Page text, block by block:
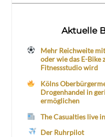
Aktuelle
Mehr Reichweite
oder wie das E-Bike
Fitnessstudio wird
Kölns
Drogenhandel in
ermöglichen
The Casualties live
Der Ruhrpilot